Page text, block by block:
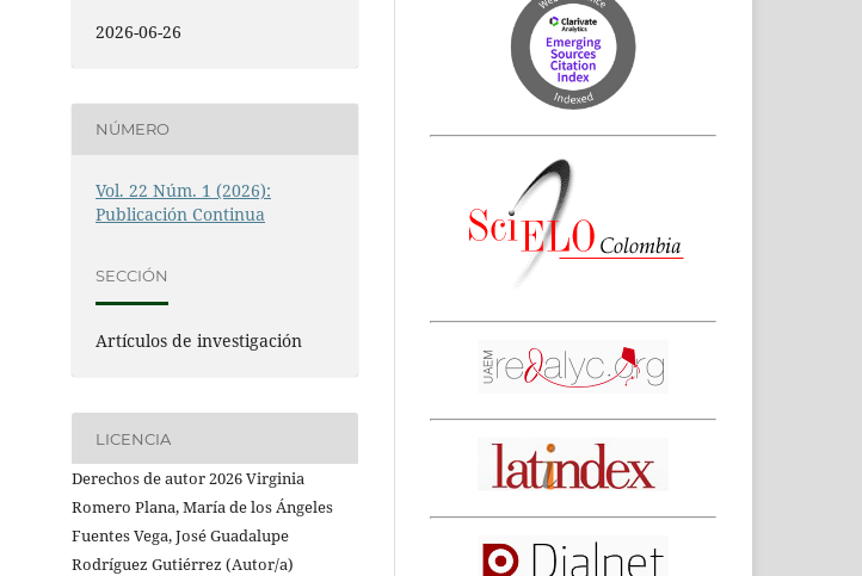
2026-06-26
NÚMERO
Vol. 22 Núm. 1 (2026):
Publicación Continua
SECCIÓN
Artículos de investigación
LICENCIA
Derechos de autor 2026 Virginia
Romero Plana, María de los Ángeles
Fuentes Vega, José Guadalupe
Rodríguez Gutiérrez (Autor/a)